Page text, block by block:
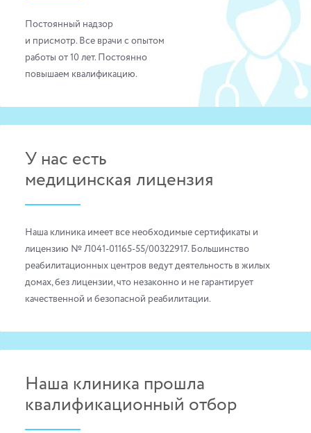
Постоянный надзор
и присмотр. Все врачи с опытом
работы от 10 лет. Постоянно
повышаем квалификацию.
У нас есть
медицинская лицензия
Наша клиника имеет все необходимые сертификаты и
лицензию № Л041-01165-55/00322917. Большинство
реабилитационных центров ведут деятельность в жилых
домах, без лицензии, что незаконно и не гарантирует
качественной и безопасной реабилитации.
Наша клиника прошла
квалификационный отбор